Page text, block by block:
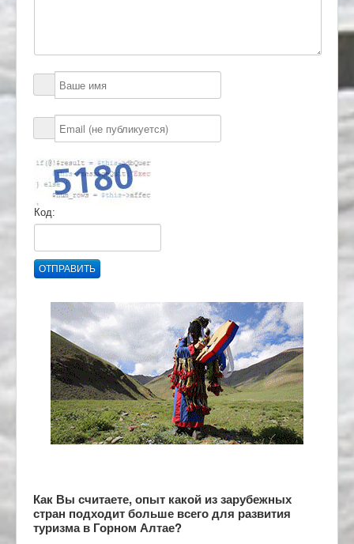
Код:
ОТПРАВИТЬ
Как Вы считаете, опыт какой из зарубежных
стран подходит больше всего для развития
туризма в Горном Алтае?